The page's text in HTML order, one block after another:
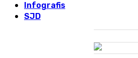
Infografis
SJD